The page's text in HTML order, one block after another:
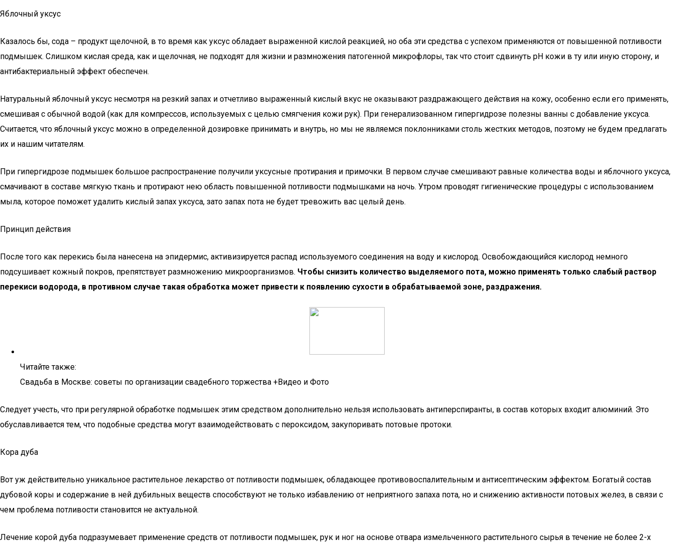
Яблочный уксус
Казалось бы, сода – продукт щелочной, в то время как уксус обладает выраженной кислой реакцией, но оба эти средства с успехом применяются от повышенной потливости
подмышек. Слишком кислая среда, как и щелочная, не подходят для жизни и размножения патогенной микрофлоры, так что стоит сдвинуть рН кожи в ту или иную сторону, и
антибактериальный эффект обеспечен.
Натуральный яблочный уксус несмотря на резкий запах и отчетливо выраженный кислый вкус не оказывают раздражающего действия на кожу, особенно если его применять,
смешивая с обычной водой (как для компрессов, используемых с целью смягчения кожи рук). При генерализованном гипергидрозе полезны ванны с добавление уксуса.
Считается, что яблочный уксус можно в определенной дозировке принимать и внутрь, но мы не являемся поклонниками столь жестких методов, поэтому не будем предлагать
их и нашим читателям.
При гипергидрозе подмышек большое распространение получили уксусные протирания и примочки. В первом случае смешивают равные количества воды и яблочного уксуса,
смачивают в составе мягкую ткань и протирают нею область повышенной потливости подмышками на ночь. Утром проводят гигиенические процедуры с использованием
мыла, которое поможет удалить кислый запах уксуса, зато запах пота не будет тревожить вас целый день.
Принцип действия
После того как перекись была нанесена на эпидермис, активизируется распад используемого соединения на воду и кислород. Освобождающийся кислород немного
подсушивает кожный покров, препятствует размножению микроорганизмов. Чтобы снизить количество выделяемого пота, можно применять только слабый раствор
перекиси водорода, в противном случае такая обработка может привести к появлению сухости в обрабатываемой зоне, раздражения.
Читайте также:
Свадьба в Москве: советы по организации свадебного торжества +Видео и Фото
Следует учесть, что при регулярной обработке подмышек этим средством дополнительно нельзя использовать антиперспиранты, в состав которых входит алюминий. Это
обуславливается тем, что подобные средства могут взаимодействовать с пероксидом, закупоривать потовые протоки.
Кора дуба
Вот уж действительно уникальное растительное лекарство от потливости подмышек, обладающее противовоспалительным и антисептическим эффектом. Богатый состав
дубовой коры и содержание в ней дубильных веществ способствуют не только избавлению от неприятного запаха пота, но и снижению активности потовых желез, в связи с
чем проблема потливости становится не актуальной.
Лечение корой дуба подразумевает применение средств от потливости подмышек, рук и ног на основе отвара измельченного растительного сырья в течение не более 2-х